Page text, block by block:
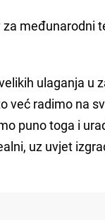
međunarodni
ulaganja u
već radimo na
puno toga i
uz uvjet